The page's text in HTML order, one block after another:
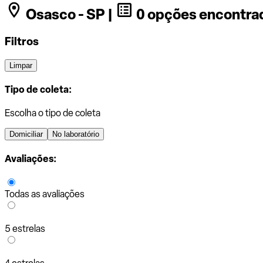
Osasco - SP | 0 opções
Filtros
Limpar
Tipo de coleta:
Escolha o tipo de coleta
Domiciliar No laboratório
Avaliações:
Todas as avaliações
5 estrelas